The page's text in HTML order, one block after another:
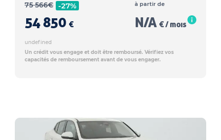
75 566€ -27%
54 850 €
à partir de
N/A € / mois
undefined
Un crédit vous engage et doit être remboursé. Vérifiez vos
capacités de remboursement avant de vous engager.